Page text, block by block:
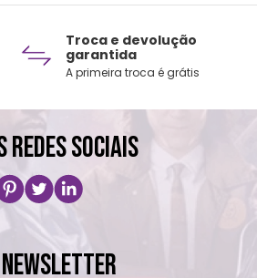
Produto
Troca e devolução
garantida
A primeira troca é grátis
REDES SOCIAIS